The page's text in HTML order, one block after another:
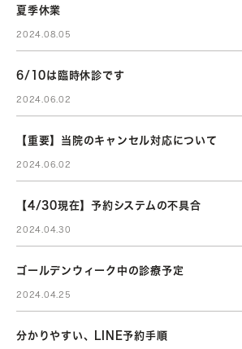
夏季休業
2024.08.05
6/10は臨時休診です
2024.06.02
【重要】当院のキャンセル対応について
2024.06.02
【4/30現在】予約システムの不具合
2024.04.30
ゴールデンウィーク中の診療予定
2024.04.25
分かりやすい、LINE予約手順